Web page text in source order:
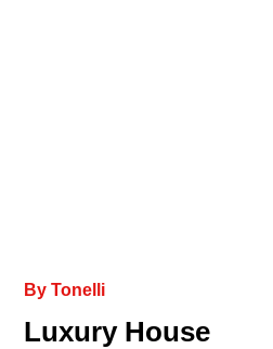
ByTonelli
Luxury House